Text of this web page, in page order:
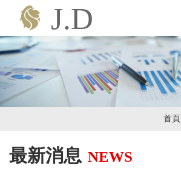
最新消息
首頁
最新消息 NEWS